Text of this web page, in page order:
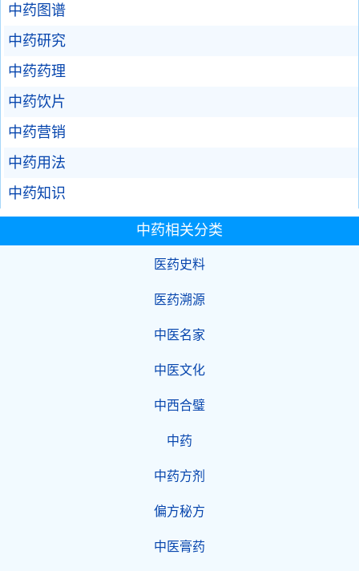
中药图谱
中药研究
中药药理
中药饮片
中药营销
中药用法
中药知识
中药相关分类
医药史料
医药溯源
中医名家
中医文化
中西合璧
中药
中药方剂
偏方秘方
中医膏药